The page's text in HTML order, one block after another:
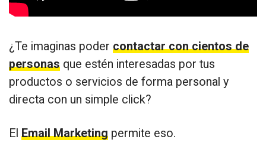
¿Te imaginas poder contactar con cientos de
personas que estén interesadas por tus
productos o servicios de forma personal y
directa con un simple click?
El Email Marketing permite eso.